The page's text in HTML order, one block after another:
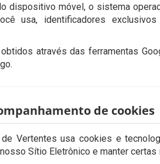
dispositivo móvel, o sistema
usa, identificadores
através das ferramentas
de cookies
Vertentes usa cookies e
Sítio Eletrônico e manter certas